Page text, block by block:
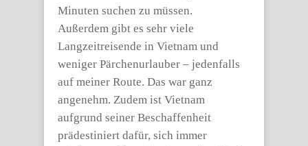
Minuten suchen zu müssen.
Außerdem gibt es sehr viele
Langzeitreisende in Vietnam und
weniger Pärchenurlauber – jedenfalls
auf meiner Route. Das war ganz
angenehm. Zudem ist Vietnam
aufgrund seiner Beschaffenheit
prädestiniert dafür, sich immer